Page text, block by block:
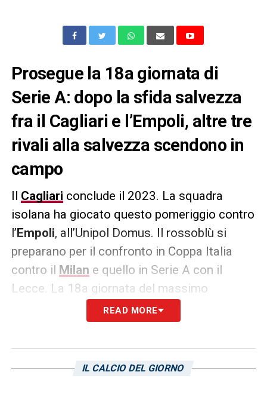
Prosegue la 18a giornata di
Serie A: dopo la sfida salvezza
fra il Cagliari e l’Empoli, altre tre
rivali alla salvezza scendono in
campo
Il Cagliari conclude il 2023. La squadra
isolana ha giocato questo pomeriggio contro
l’Empoli, all’Unipol Domus. Il rossoblù si
preparano per il confronto in Coppa Italia
contro il Milan e quello in Serie A con il
Lecce. La 18a giornata del massimo
campionato italiano non si è ancora
conclusa. Nella giornata odierna devono
rivali alla salvezza:VeronaeSalernitana
READ MORE
IL CALCIO DEL GIORNO